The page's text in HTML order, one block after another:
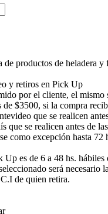
productos de heladera
y retiros en Pick Up
por el cliente, el
de $3500, si la compra
que se realicen
que se realicen antes de
como excepción hasta
Up es de 6 a 48 hs.
será
de quien retira.